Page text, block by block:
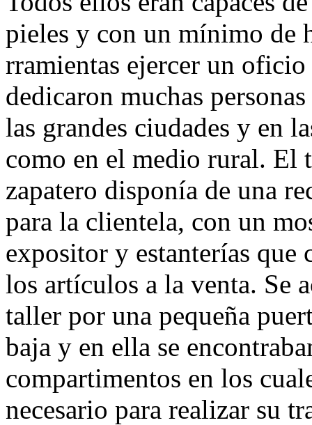
pieles y con un mínimo de
rramientas ejercer un oficio
dedicaron muchas
las grandes ciudades y en
como en el medio rural. El
zapatero disponía de una
para la clientela, con un
expositor y estanterías que
los artículos a la ven­ta. Se
taller por una pe­queña
baja y en ella se
compartimentos en los
necesario para realizar su